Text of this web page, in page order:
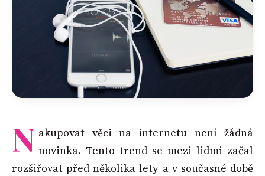
N akupovat věci na internetu není žádná
novinka. Tento trend se mezi lidmi začal
rozšiřovat před několika lety a v současné době